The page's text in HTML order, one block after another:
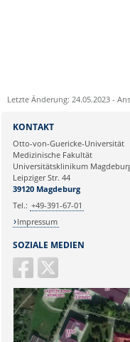
Letzte Änderung: 24.05.2023 -
Ihre E-Mailadresse:
Ihr Anliegen:
SOZIALE MEDIEN
KONTAKT
Otto-von-Guericke-Universität
Medizinische Fakultät
Universitätsklinikum
Leipziger Str. 44
39120 Magdeburg
Tel.: +49-391-67-01
Impressum